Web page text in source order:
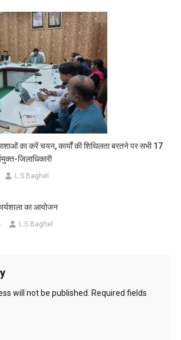
का करें चयन, कार्यों की शिथिलता बरतने पर सभी 17
जिलाधिकारी
L.S Baghel
का आयोजन
L.S Baghel
will not be published.
Required fields